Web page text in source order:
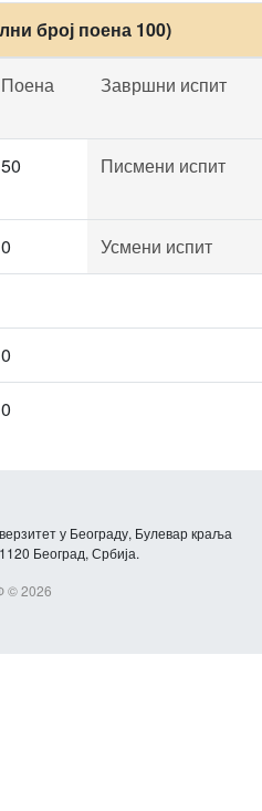
број поена 100)
Поена Завршни испит
50 Писмени испит
0 Усмени испит
0
0
у Београду, Булевар краља
Београд, Србија.
© 2026